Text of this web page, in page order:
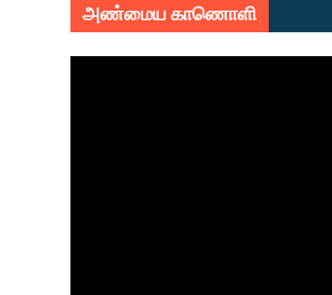
அண்மைய காணொளி